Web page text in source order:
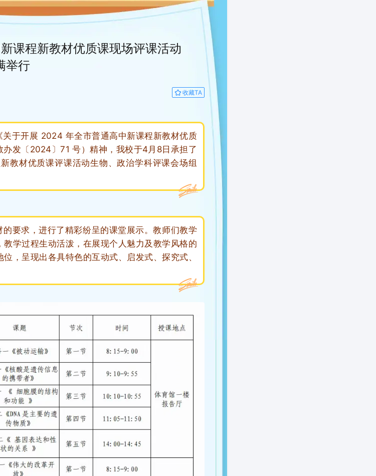
课程新教材优质课现场评课活动
举行
收藏TA
于开展 2024 年全市普通高中新课程新教材优质
发〔2024〕71 号）精神，我校于4月8日承担了
教材优质课评课活动生物、政治学科评课会场组
要求，进行了精彩纷呈的课堂展示。教师们教学
学过程生动活泼，在展现个人魅力及教学风格的
，呈现出各具特色的互动式、启发式、探究式、